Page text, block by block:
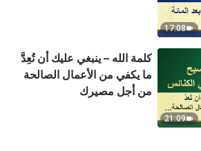
17:08
21:09
كلمة الله – ينبغي عليك أن تُعِدَّ
ما يكفي من الأعمال الصالحة
من أجل مصيرك